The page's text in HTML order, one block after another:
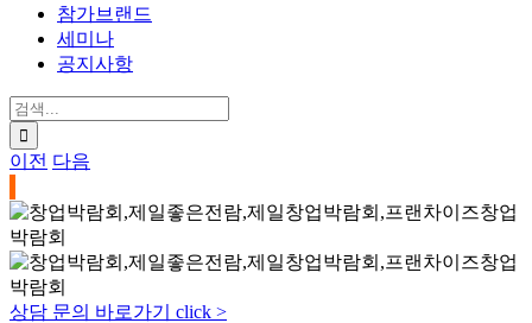
참가브랜드
세미나
공지사항
검
색:
이전 다음
상담 문의 바로가기 click >